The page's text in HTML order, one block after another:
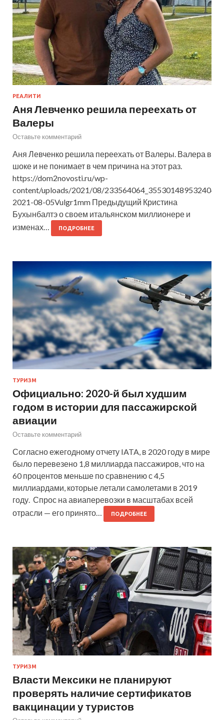
РЕАЛИТИ
Аня Левченко решила переехать от
Валеры
Оставьте комментарий
Аня Левченко решила переехать от Валеры. Валера в
шоке и не понимает в чем причина на этот раз.
https://dom2novosti.ru/wp-
content/uploads/2021/08/
2021-08-05Vulgr1mm Предыдущий Кристина
Бухынбалтэ о своем итальянском миллионере и
изменах…
ПОДРОБНЕЕ
ТУРИЗМ
Официально: 2020-й был худшим
годом в истории для пассажирской
авиации
Оставьте комментарий
Согласно ежегодному отчету IATA, в 2020 году в мире
было перевезено 1,8 миллиарда пассажиров, что на
60 процентов меньше по сравнению с 4,5
миллиардами, которые летали самолетами в 2019
году. Спрос на авиаперевозки в масштабах всей
отрасли — его принято…
ПОДРОБНЕЕ
ТУРИЗМ
Власти Мексики не планируют
проверять наличие сертификатов
вакцинации у туристов